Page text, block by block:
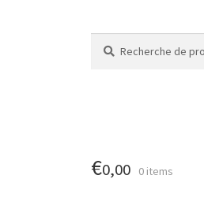
pour :
€0,00 0 items